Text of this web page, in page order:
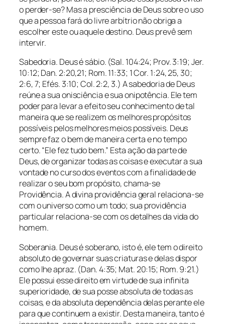
o perder-se? Mas a presciência de Deus sobre o uso
que a pessoa fará do livre arbítrio não obriga a
escolher este ou aquele destino. Deus prevê sem
intervir.
Sabedoria. Deus é sábio. (Sal. 104:24; Prov. 3:19; Jer.
10:12; Dan. 2:20,21; Rom. 11:33; 1 Cor. 1:24, 25, 30;
2:6, 7; Efés. 3:10; Col. 2:2, 3.) A sabedoria de Deus
reúne a sua onisciência e sua onipotência. Ele tem
poder para levar a efeito seu conhecimento de tal
maneira que se realizem os melhores propósitos
possíveis pelos melhores meios possíveis. Deus
sempre faz o bem de maneira certa e no tempo
certo. “Ele fez tudo bem.” Esta ação da parte de
Deus, de organizar todas as coisas e executar a sua
vontade no curso dos eventos com a finalidade de
realizar o seu bom propósito, chama-se
Providência. A divina providência geral relaciona-se
com o universo como um todo; sua providência
particular relaciona-se com os detalhes da vida do
homem.
Soberania. Deus é soberano, isto é, ele tem o direito
absoluto de governar suas criaturas e delas dispor
como lhe apraz. (Dan. 4:35; Mat. 20:15; Rom. 9:21.)
Ele possui esse direito em virtude de sua infinita
superioridade, de sua posse absoluta de todas as
coisas, e da absoluta dependência delas perante ele
para que continuem a existir. Desta maneira, tanto é